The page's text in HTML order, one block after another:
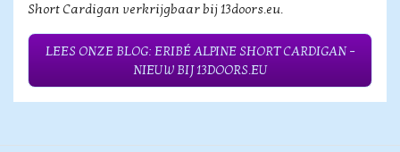
Short Cardigan verkrijgbaar bij 13doors.eu.
LEES ONZE BLOG: ERIBÉ ALPINE SHORT CARDIGAN –
NIEUW BIJ 13DOORS.EU